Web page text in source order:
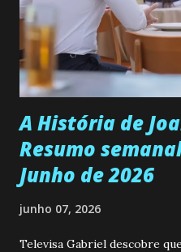
muito madura para a idade,
empática. Detesta injustiças
teimosa e muito persistente
Durante um exame
A História de
Resumo
Junho de 2026
junho 07, 2026
Televisa Gabriel descobre